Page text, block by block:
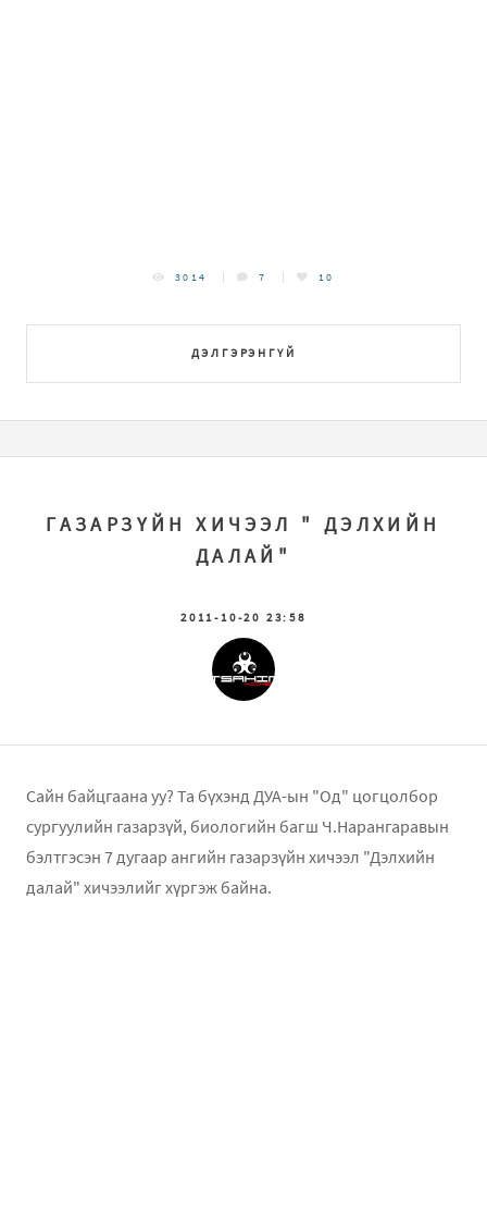
ДЭЛГЭРЭНГҮЙ
3014 7 10
ГАЗАРЗҮЙН ХИЧЭЭЛ " ДЭЛХИЙН
ДАЛАЙ"
2011-10-20 23:58
Сайн байцгаана уу? Та бүхэнд ДУА-ын "Од" цогцолбор
сургуулийн газарзүй, биологийн багш Ч.Нарангаравын
бэлтгэсэн 7 дугаар ангийн газарзүйн хичээл "Дэлхийн
далай" хичээлийг хүргэж байна.